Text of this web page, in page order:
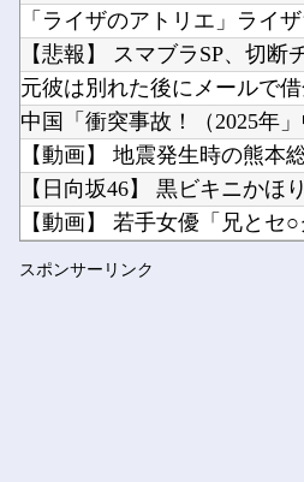
【悲報】 スマブラSP、切
【日向坂46】 黒ビキニかほ
スポンサーリンク